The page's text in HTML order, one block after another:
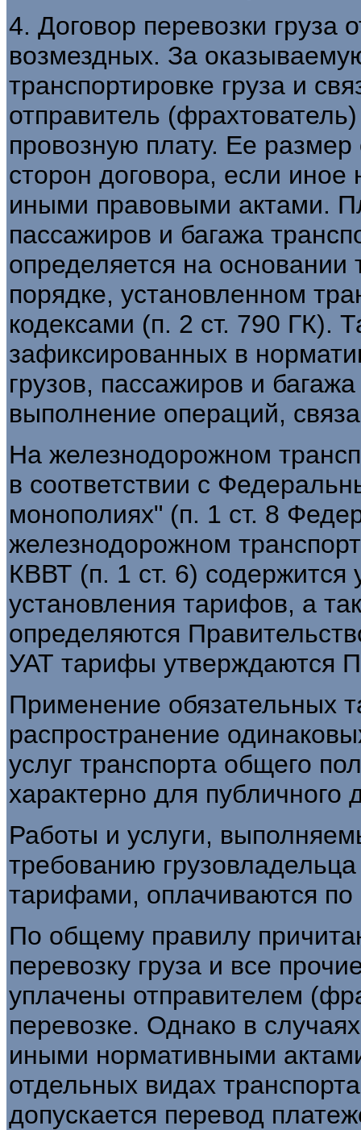
4. Договор перевозки груза
возмездных. За
транспортировке груза и
отправитель
провозную плату. Ее
сторон договора, если
иными правовыми актами.
пассажиров и багажа
определяется на
порядке, установленном
кодексами (п. 2 ст. 790 ГК).
зафиксированных в
грузов, пассажиров и
выполнение операций,
На железнодорожном
в соответствии с
монополиях" (п. 1 ст. 8
железнодорожном
КВВТ (п. 1 ст. 6) содержится
установления тарифов, а
определяются
УАТ тарифы утверждаются
Применение обязательных
распространение
услуг транспорта общего
характерно для публичного
Работы и услуги,
требованию
тарифами, оплачиваются
По общему правилу
перевозку груза и все
уплачены отправителем
перевозке. Однако в
иными нормативными
отдельных видах
допускается перевод